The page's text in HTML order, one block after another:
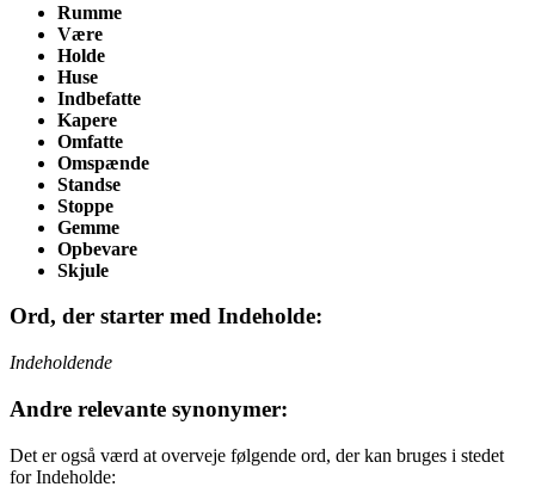
Rumme
Være
Holde
Huse
Indbefatte
Kapere
Omfatte
Omspænde
Standse
Stoppe
Gemme
Opbevare
Skjule
Ord, der starter med Indeholde:
Indeholdende
Andre relevante synonymer:
Det er også værd at overveje følgende ord, der kan bruges i stedet
for Indeholde: